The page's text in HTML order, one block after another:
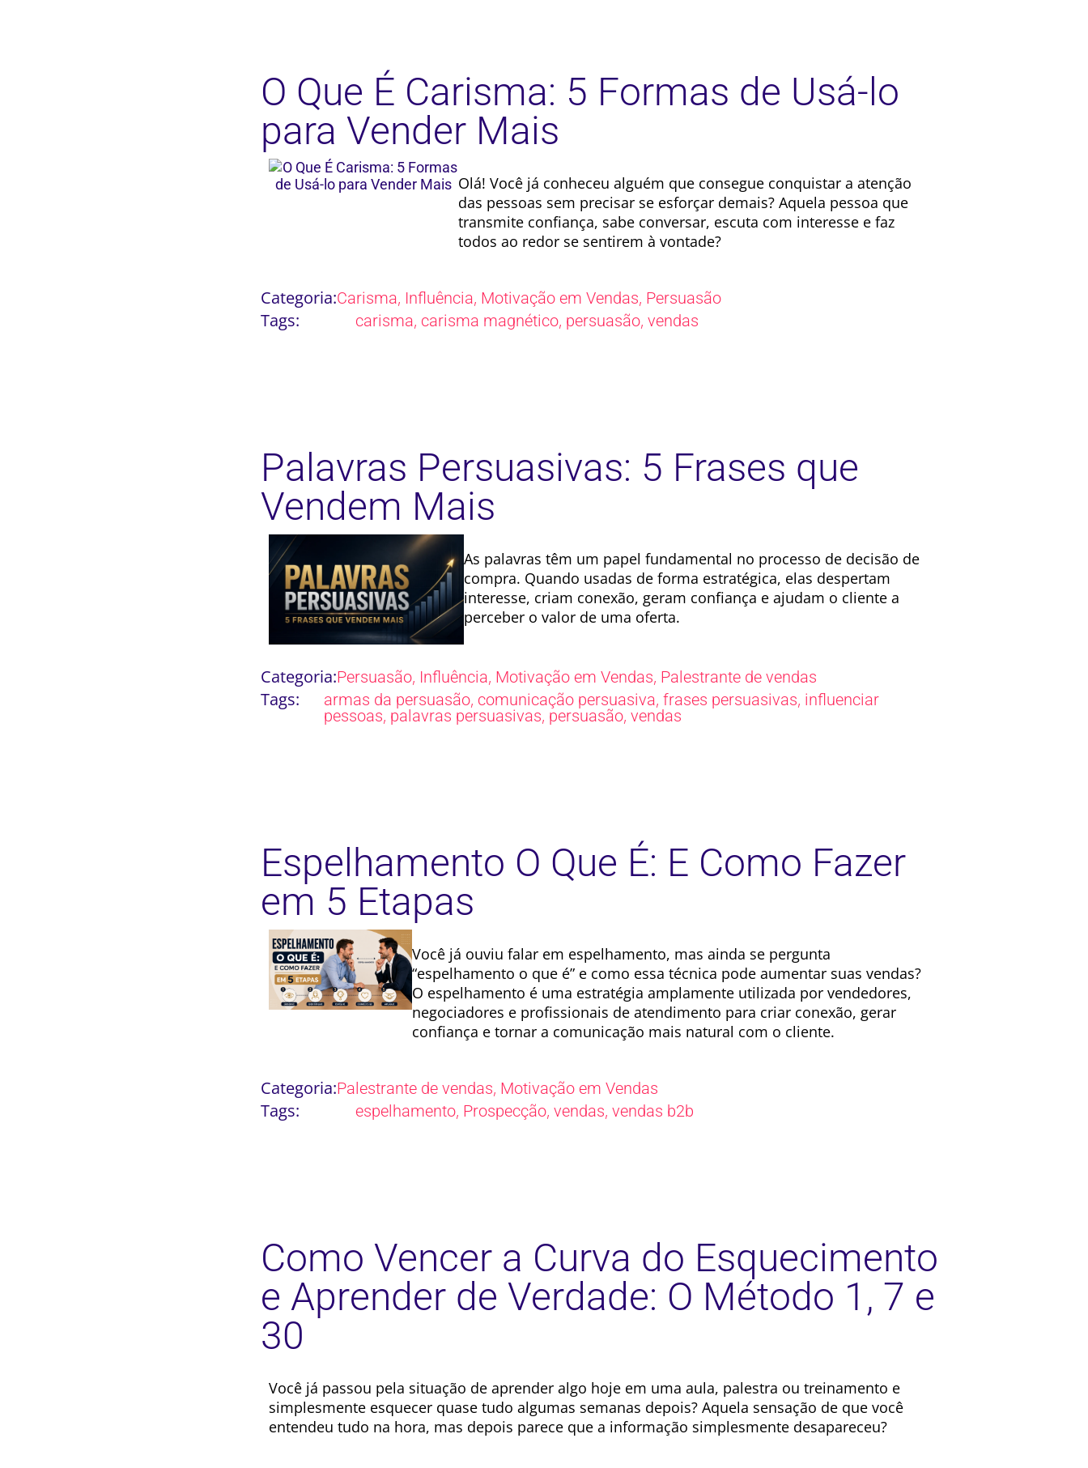
O Que É Carisma: 5 Formas de Usá-lo
para Vender Mais
Olá! Você já conheceu alguém que consegue conquistar a atenção
das pessoas sem precisar se esforçar demais? Aquela pessoa que
transmite confiança, sabe conversar, escuta com interesse e faz
todos ao redor se sentirem à vontade?
Categoria:Carisma, Influência, Motivação em Vendas, Persuasão
Tags: carisma, carisma magnético, persuasão,vendas
Palavras Persuasivas: 5 Frases que
Vendem Mais
As palavras têm um papel fundamental no processo de decisão de
compra. Quando usadas de forma estratégica, elas despertam
interesse, criam conexão, geram confiança e ajudam o cliente a
perceber o valor de uma oferta.
Categoria:Persuasão, Influência, Motivação em Vendas, Palestrante de vendas
Tags: armas da persuasão, comunicação persuasiva,frases persuasivas, influenciar
pessoas, palavras persuasivas, persuasão,vendas
Espelhamento O Que É: E Como Fazer
em 5 Etapas
Você já ouviu falar em espelhamento, mas ainda se pergunta
“espelhamento o que é” e como essa técnica pode aumentar suas vendas?
O espelhamento é uma estratégia amplamente utilizada por vendedores,
negociadores e profissionais de atendimento para criar conexão, gerar
confiança e tornar a comunicação mais natural com o cliente.
Categoria:Palestrante de vendas, Motivação em Vendas
Tags: espelhamento, Prospecção,vendas,vendas b2b
Como Vencer a Curva do Esquecimento
e Aprender de Verdade: O Método 1, 7 e
30
Você já passou pela situação de aprender algo hoje em uma aula, palestra ou treinamento e
simplesmente esquecer quase tudo algumas semanas depois? Aquela sensação de que você
entendeu tudo na hora, mas depois parece que a informação simplesmente desapareceu?